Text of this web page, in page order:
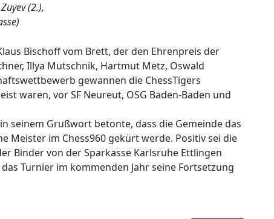
(2.),
Bischoff vom Brett, der den Ehrenpreis der
Illya Mutschnik, Hartmut Metz, Oswald
gewannen die ChessTigers
waren, vor SF Neureut, OSG Baden-Baden und
seinem Grußwort betonte, dass die Gemeinde das
im Chess960 gekürt werde. Positiv sei die
Binder von der Sparkasse Karlsruhe Ettlingen
Turnier im kommenden Jahr seine Fortsetzung